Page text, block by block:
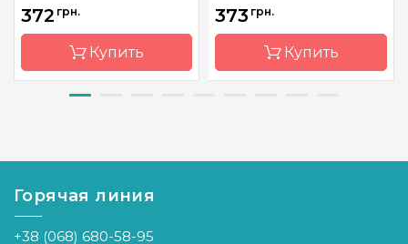
372 грн.
Купить
Страна-
Украина
Расфасовка
373 грн.
Купить
Страна-
Германия
Горячая линия
+38 (068) 680-58-95